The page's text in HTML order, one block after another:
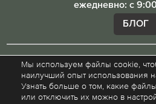
ежедневно: с
БЛОГ
Внимание! Наш сайт
информационный характер и
офертой.
Мы используем файлы cookie,
наилучший опыт использования
Узнать больше о том, какие
или отключить их можно в